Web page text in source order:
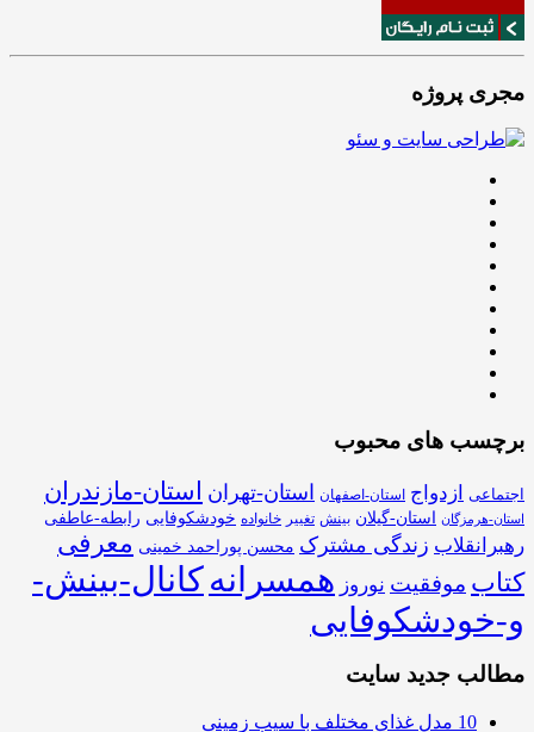
مجری پروژه
برچسب های محبوب
اجتماعی ازدواج استان-اصفهان استان-تهران استان-مازندران
استان-هرمزگان استان-گیلان بینش تغییر خانواده خودشکوفایی رابطه-عاطفی
رهبرانقلاب زندگی مشترک محسن پوراحمد خمینی معرفی
کتاب موفقیت نوروز همسرانهکانال-بینش-
و-خودشکوفایی
مطالب جدید سایت
10 مدل غذای مختلف با سیب زمینی